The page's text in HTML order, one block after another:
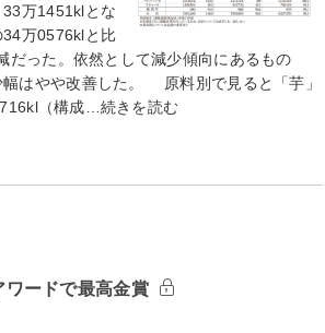
万1451klとな
34万0576klと比
だった。依然として減少傾向にあるもの
幅はやや改善した。 原料別で見ると「芋」
（構成…続きを読む
ードで最高金賞